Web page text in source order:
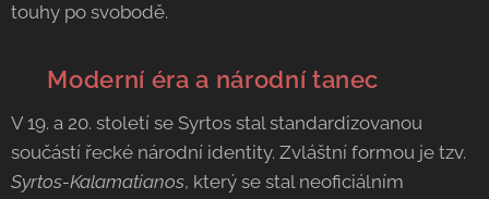
touhy po svobodě.
🎻 Moderní éra a národní tanec
V 19. a 20. století se Syrtos stal standardizovanou
součástí řecké národní identity. Zvláštní formou je tzv.
Syrtos-Kalamatianos, který se stal neoficiálním